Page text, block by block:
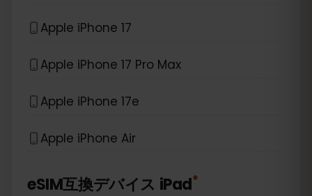
Apple iPhone 17
Apple iPhone 17 Pro Max
Apple iPhone 17e
Apple iPhone Air
eSIM互換デバイス iPad*